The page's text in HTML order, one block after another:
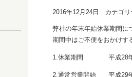
2016年12月24日 カテゴ
弊社の年末年始休業期間に
期間中はご不便をおかけす
1.休業期間 平成28年
2.通常営業開始 平成29